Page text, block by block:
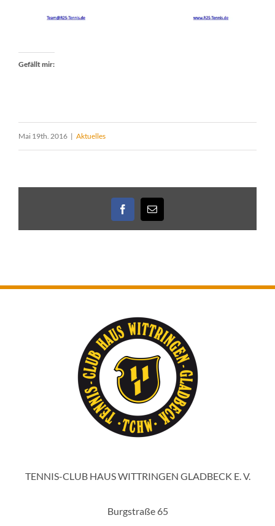
Gefällt mir:
Mai 19th. 2016 | Aktuelles
Facebook
E-
Mail
TENNIS-CLUB HAUS WITTRINGEN GLADBECK E. V.
Burgstraße 65